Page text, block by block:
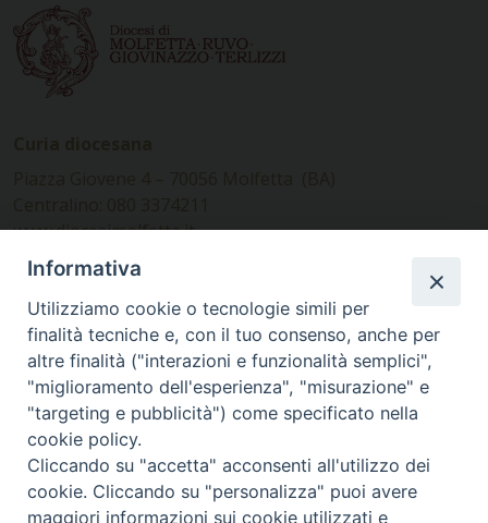
www.diocesimolfetta.it –
diocesimolfetta@pec.chiesacattolica.it
Ufficio Comunicazioni sociali
Piazza Giovene 4 – 70056 Molfetta (BA)
comunicazionisociali@diocesimolfetta.it
SEGUICI SU
Facebook
Instagram
X YouTube
Feed
Informativa
Utilizziamo cookie o tecnologie simili per
finalità tecniche e, con il tuo consenso, anche per
altre finalità ("interazioni e funzionalità semplici",
"miglioramento dell'esperienza", "misurazione" e
"targeting e pubblicità") come specificato nella
cookie policy.
Cliccando su "accetta" acconsenti all'utilizzo dei
cookie. Cliccando su "personalizza" puoi avere
maggiori informazioni sui cookie utilizzati e